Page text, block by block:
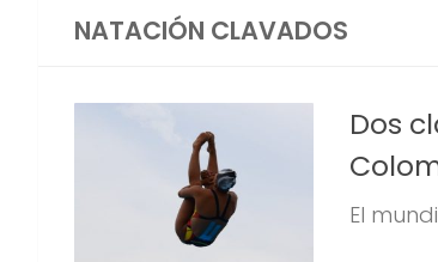
NATACIÓN CLAVADOS
Dos
El